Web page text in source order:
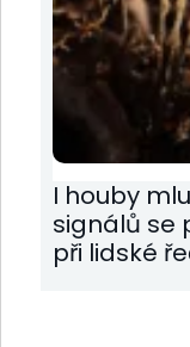
I houby
signálů se
při lidské